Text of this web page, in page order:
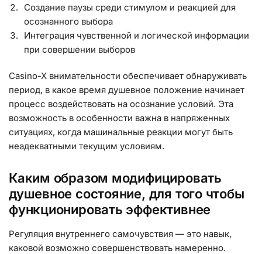
Создание паузы среди стимулом и реакцией для
осознанного выбора
Интеграция чувственной и логической информации
при совершении выборов
Casino-X внимательности обеспечивает обнаруживать
период, в какое время душевное положение начинает
процесс воздействовать на осознание условий. Эта
возможность в особенности важна в напряженных
ситуациях, когда машинальные реакции могут быть
неадекватными текущим условиям.
Каким образом модифицировать
душевное состояние, для того чтобы
функционировать эффективнее
Регуляция внутреннего самочувствия — это навык,
каковой возможно совершенствовать намеренно.